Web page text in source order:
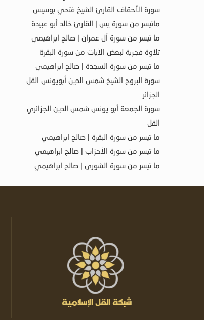
سورة الأحقاف القارئ الشيخ فتحي بوسيس
ماتيسر من سورة يس | القارئ خالد أبو عبيدة
ما تيسر من سورة آل عمران | صالح ابراهيمي
تلاوة فجرية لبعض الآيات من سورة البقرة
ما تيسر من سورة السجدة | صالح ابراهيمي
سورة البروج الشيخ شمس الدين أبويونس القل
الجزائر
سورة الجمعة أبو يونس شمس الدين الجزائري
القل
ما تيسر من سورة البقرة | صالح ابراهيمي
ما تيسر من سورة الأحزاب | صالح ابراهيمي
ما تيسر من سورة الشورى | صالح ابراهيمي